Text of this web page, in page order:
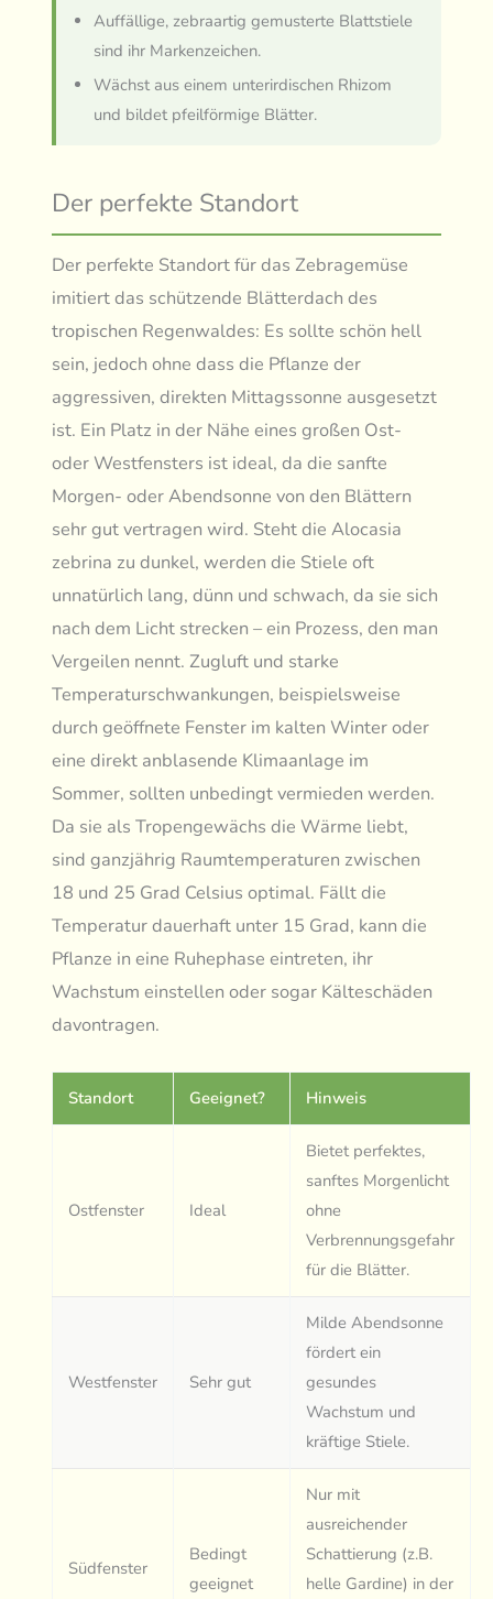
Auffällige, zebraartig gemusterte Blattstiele
sind ihr Markenzeichen.
Wächst aus einem unterirdischen Rhizom
und bildet pfeilförmige Blätter.
Der perfekte Standort
Der perfekte Standort für das Zebragemüse
imitiert das schützende Blätterdach des
tropischen Regenwaldes: Es sollte schön hell
sein, jedoch ohne dass die Pflanze der
aggressiven, direkten Mittagssonne ausgesetzt
ist. Ein Platz in der Nähe eines großen Ost-
oder Westfensters ist ideal, da die sanfte
Morgen- oder Abendsonne von den Blättern
sehr gut vertragen wird. Steht die Alocasia
zebrina zu dunkel, werden die Stiele oft
unnatürlich lang, dünn und schwach, da sie sich
nach dem Licht strecken – ein Prozess, den man
Vergeilen nennt. Zugluft und starke
Temperaturschwankungen, beispielsweise
durch geöffnete Fenster im kalten Winter oder
eine direkt anblasende Klimaanlage im
Sommer, sollten unbedingt vermieden werden.
Da sie als Tropengewächs die Wärme liebt,
sind ganzjährig Raumtemperaturen zwischen
18 und 25 Grad Celsius optimal. Fällt die
Temperatur dauerhaft unter 15 Grad, kann die
Pflanze in eine Ruhephase eintreten, ihr
Wachstum einstellen oder sogar Kälteschäden
davontragen.
Standort Geeignet? Hinweis
Ostfenster Ideal
Bietet perfektes,
sanftes Morgenlicht
ohne
Verbrennungsgefahr
für die Blätter.
Westfenster Sehr gut
Milde Abendsonne
fördert ein
gesundes
Wachstum und
kräftige Stiele.
Südfenster
Bedingt
geeignet
Nur mit
ausreichender
Schattierung (z.B.
helle Gardine) in der